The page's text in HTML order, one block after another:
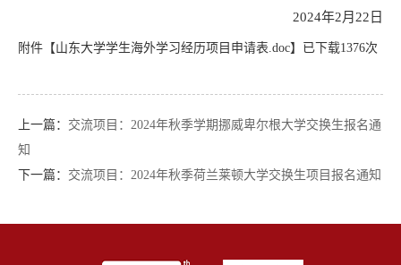
2024年2月22日
附件【山东大学学生海外学习经历项目申请表.doc】已下载1376次
上一篇： 交流项目：2024年秋季学期挪威卑尔根大学交换生报名通
知
下一篇： 交流项目：2024年秋季荷兰莱顿大学交换生项目报名通知